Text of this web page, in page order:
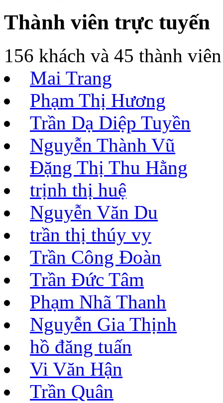
Thành viên trực tuyến
156 khách và 45 thành viên
Mai Trang
Phạm Thị Hương
Trần Dạ Diệp Tuyền
Nguyễn Thành Vũ
Đặng Thị Thu Hằng
trịnh thị huệ
Nguyễn Văn Du
trần thị thúy vy
Trần Công Đoàn
Trần Đức Tâm
Phạm Nhã Thanh
Nguyễn Gia Thịnh
hồ đăng tuấn
Vi Văn Hận
Trần Quân